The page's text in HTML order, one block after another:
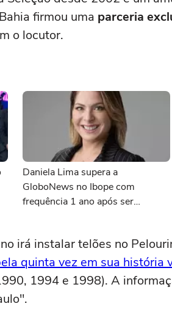
firmou uma parceria
o locutor.
Daniela Lima supera a
GloboNews no Ibope com
frequência 1 ano após ser
irá instalar telões no
quinta vez em sua história
1994 e 1998). A